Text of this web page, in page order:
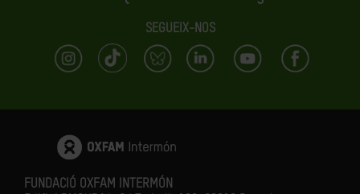
SEGUEIX-NOS
FUNDACIÓ OXFAM INTERMÓN